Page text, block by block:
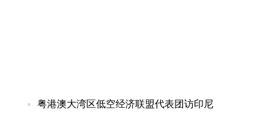
粤港澳大湾区低空经济联盟代表团访印尼